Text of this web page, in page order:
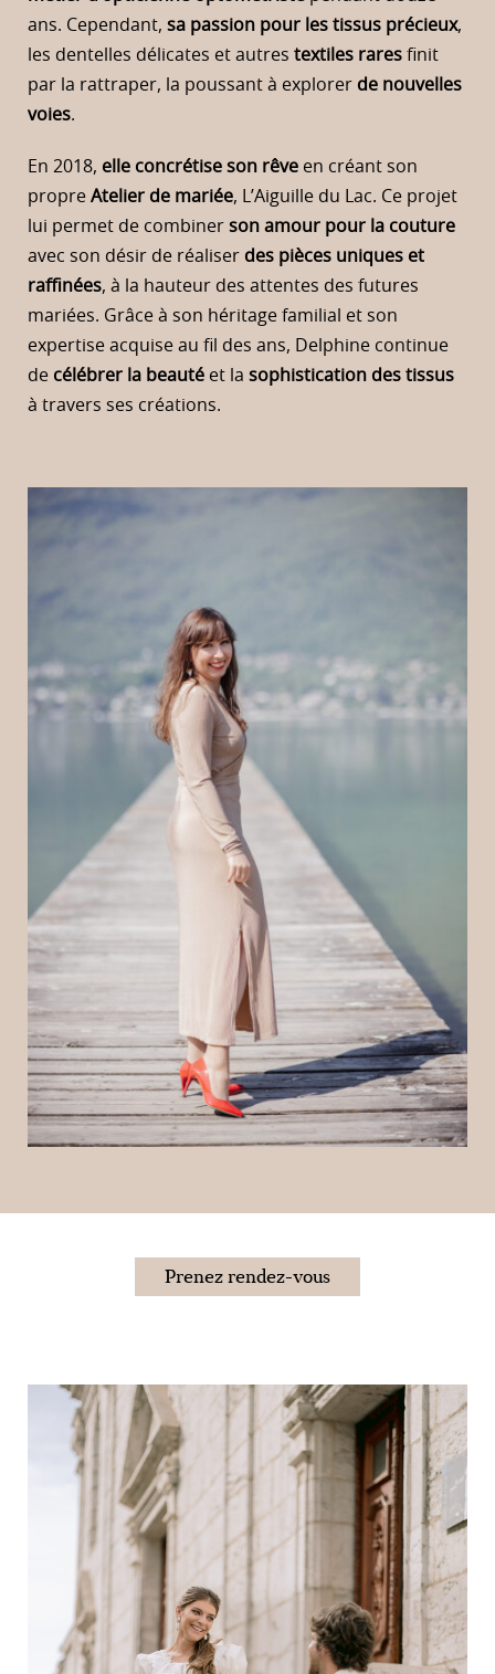
ans. Cependant, sa passion pour les tissus précieux,
les dentelles délicates et autres textiles rares finit
par la rattraper, la poussant à explorer de nouvelles
voies.
En 2018, elle concrétise son rêve en créant son
propre Atelier de mariée, L’Aiguille du Lac. Ce projet
lui permet de combiner son amour pour la couture
avec son désir de réaliser des pièces uniques et
raffinées, à la hauteur des attentes des futures
mariées. Grâce à son héritage familial et son
expertise acquise au fil des ans, Delphine continue
de célébrer la beauté et la sophistication des tissus
à travers ses créations.
Prenez rendez-vous